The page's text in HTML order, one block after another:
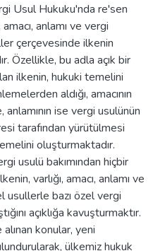
Usul Hukuku'nda re'sen
anlamı ve vergi
çerçevesinde ilkenin
Özellikle, bu adla açık bir
ilkenin, hukuki temelini
aldığı, amacının
ise vergi usulünün
tarafından yürütülmesi
oluşturmaktadır.
usulü bakımından hiçbir
varlığı, amacı, anlamı ve
usullerle bazı özel vergi
açıklığa kavuşturmaktır.
konular, yeni
ülkemiz hukuk